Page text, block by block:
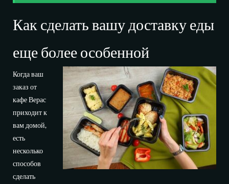
Как сделать вашу доставку еды
еще более особенной
Когда ваш
заказ от
кафе Верас
приходит к
вам домой,
есть
несколько
способов
сделать